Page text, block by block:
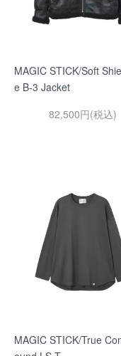
MAGIC STICK/Soft
e B-3 Jacket
82,500円(税込)
MAGIC STICK/True